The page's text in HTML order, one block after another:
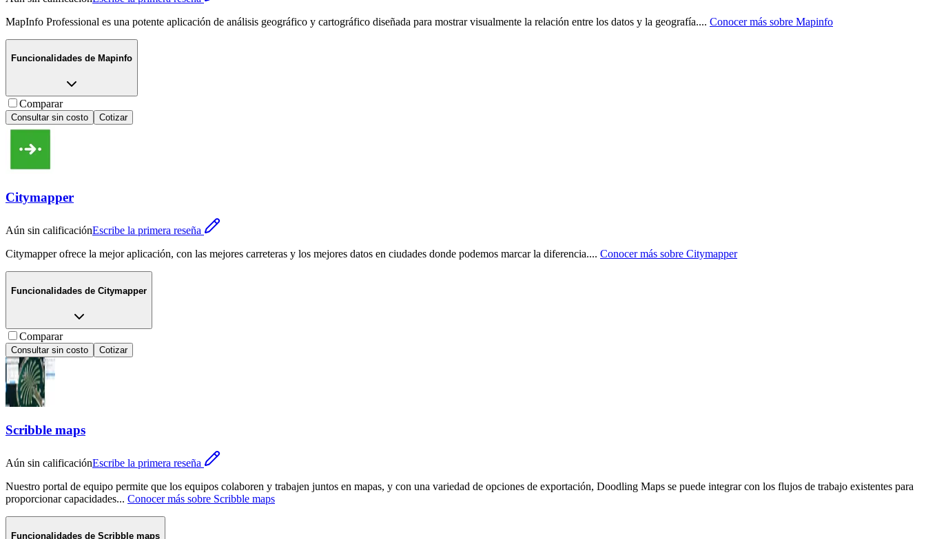
MapInfo Professional es una potente aplicación de análisis geográfico y cartográfico diseñada para mostrar visualmente la relación entre los datos y la geografía.... Conocer más sobre Mapinfo
Funcionalidades de Mapinfo
Comparar
Consultar sin costo Cotizar
Citymapper
Aún sin calificaciónEscribe la primera reseña
Citymapper ofrece la mejor aplicación, con las mejores carreteras y los mejores datos en ciudades donde podemos marcar la diferencia.... Conocer más sobre Citymapper
Funcionalidades de Citymapper
Comparar
Consultar sin costo Cotizar
Scribble maps
Aún sin calificaciónEscribe la primera reseña
Nuestro portal de equipo permite que los equipos colaboren y trabajen juntos en mapas, y con una variedad de opciones de exportación, Doodling Maps se puede integrar con los flujos de trabajo existentes para
proporcionar capacidades... Conocer más sobre Scribble maps
Funcionalidades de Scribble maps